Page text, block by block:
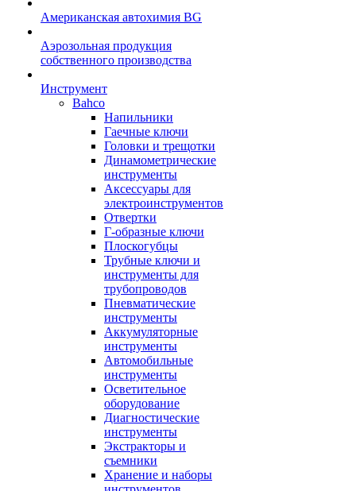
Американская автохимия BG
Аэрозольная продукция
собственного производства
Инструмент
Bahco
Напильники
Гаечные ключи
Головки и трещотки
Динамометрические
инструменты
Аксессуары для
электроинструментов
Отвертки
Г-образные ключи
Плоскогубцы
Трубные ключи и
инструменты для
трубопроводов
Пневматические
инструменты
Аккумуляторные
инструменты
Автомобильные
инструменты
Осветительное
оборудование
Диагностические
инструменты
Экстракторы и
съемники
Хранение и наборы